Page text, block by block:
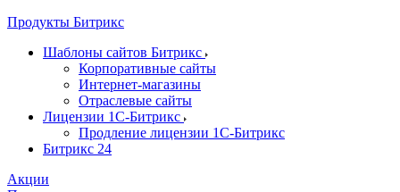
Продукты Битрикс
Шаблоны сайтов Битрикс
Корпоративные сайты
Интернет-магазины
Отраслевые сайты
Лицензии 1С-Битрикс
Продление лицензии 1С-Битрикс
Битрикс 24
Акции